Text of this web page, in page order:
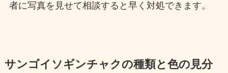
者に写真を見せて相談すると早く対処できます。
サンゴイソギンチャクの種類と色の見分